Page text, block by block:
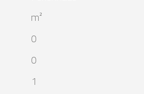
m²
0
0
1